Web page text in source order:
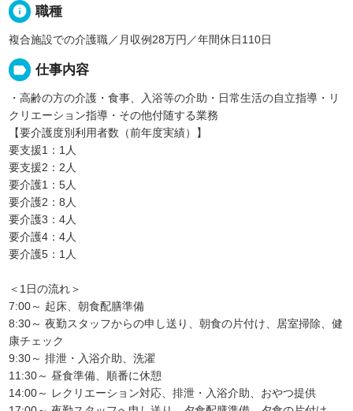
info 職種
複合施設での介護職／月収例28万円／年間休日110日
label 仕事内容
・高齢の方の介護・食事、入浴等の介助・日常生活の自立指導・リ
クリエーション指導・その他付随する業務
【要介護度別利用者数（前年度実績）】
要支援1：1人
要支援2：2人
要介護1：5人
要介護2：8人
要介護3：4人
要介護4：4人
要介護5：1人
＜1日の流れ＞
7:00～ 起床、朝食配膳準備
8:30～ 夜勤スタッフからの申し送り、朝食の片付け、居室掃除、健
康チェック
9:30～ 排泄・入浴介助、洗濯
11:30～ 昼食準備、順番に休憩
14:00～ レクリエーション対応、排泄・入浴介助、おやつ提供